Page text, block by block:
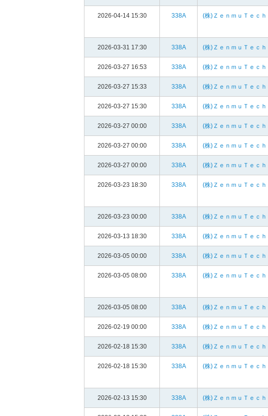
2026-04-14 15:30 338A (株)ＺｅｎｍｕＴｅｃｈ
2026-03-31 17:30 338A (株)ＺｅｎｍｕＴｅｃｈ
2026-03-27 16:53 338A (株)ＺｅｎｍｕＴｅｃｈ
2026-03-27 15:33 338A (株)ＺｅｎｍｕＴｅｃｈ
2026-03-27 15:30 338A (株)ＺｅｎｍｕＴｅｃｈ
2026-03-27 00:00 338A (株)ＺｅｎｍｕＴｅｃｈ
2026-03-27 00:00 338A (株)ＺｅｎｍｕＴｅｃｈ
2026-03-27 00:00 338A (株)ＺｅｎｍｕＴｅｃｈ
2026-03-23 18:30 338A (株)ＺｅｎｍｕＴｅｃｈ
2026-03-23 00:00 338A (株)ＺｅｎｍｕＴｅｃｈ
2026-03-13 18:30 338A (株)ＺｅｎｍｕＴｅｃｈ
2026-03-05 00:00 338A (株)ＺｅｎｍｕＴｅｃｈ
2026-03-05 08:00 338A (株)ＺｅｎｍｕＴｅｃｈ
2026-03-05 08:00 338A (株)ＺｅｎｍｕＴｅｃｈ
2026-02-19 00:00 338A (株)ＺｅｎｍｕＴｅｃｈ
2026-02-18 15:30 338A (株)ＺｅｎｍｕＴｅｃｈ
2026-02-18 15:30 338A (株)ＺｅｎｍｕＴｅｃｈ
2026-02-13 15:30 338A (株)ＺｅｎｍｕＴｅｃｈ